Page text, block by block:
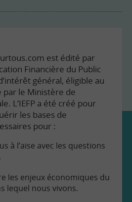
est édité par
Financière du Public
général, éligible au
par le Ministère de
L’IEFP a été créé pour
les bases de
pour :
à l’aise avec les questions
les enjeux économiques du
lequel nous vivons.